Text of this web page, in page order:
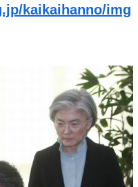
kaikaihanno/img